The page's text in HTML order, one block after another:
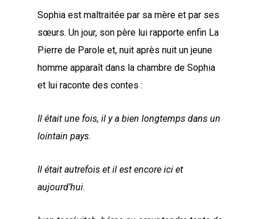
Sophia est maltraitée par sa mère et par ses
sœurs. Un jour, son père lui rapporte enfin La
Pierre de Parole et, nuit après nuit un jeune
homme apparaît dans la chambre de Sophia
et lui raconte des contes :
Il était une fois, il y a bien longtemps dans un
lointain pays.
Il était autrefois et il est encore ici et
aujourd’hui.